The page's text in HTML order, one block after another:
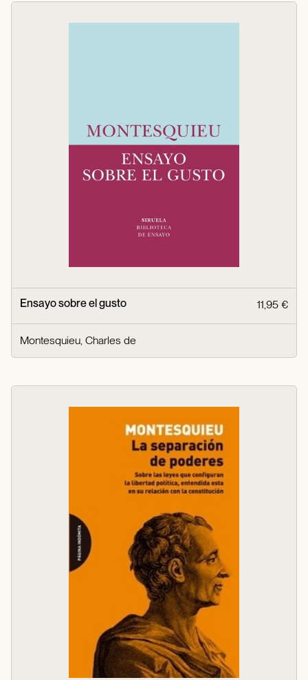
Ensayo sobre el gusto 11,95 €
Montesquieu, Charles de